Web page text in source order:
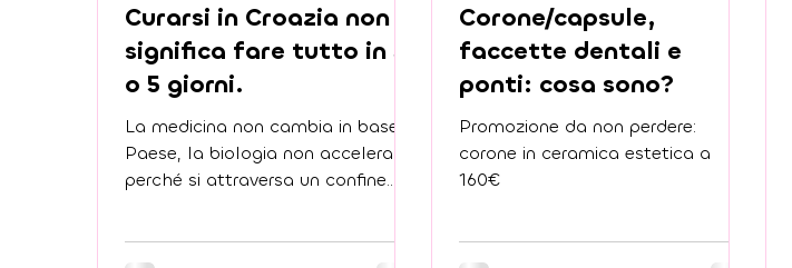
Curarsi in Croazia non
significa fare tutto in 3
o 5 giorni.
La medicina non cambia in base al
Paese, la biologia non accelera
perché si attraversa un confine.
esiste un Paese in cui l’osso integri
Corone/capsule,
faccette dentali e
ponti: cosa sono?
Promozione da non perdere:
corone in ceramica estetica a
160€